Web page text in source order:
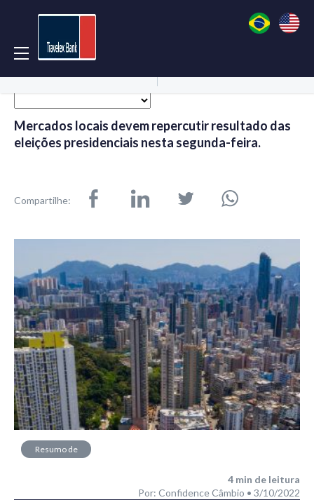
Mercados locais devem repercutir resultado das
eleições presidenciais nesta segunda-feira.
Compartilhe:
Resumo de
4 min de leitura
Por: Confidence Câmbio • 3/10/2022